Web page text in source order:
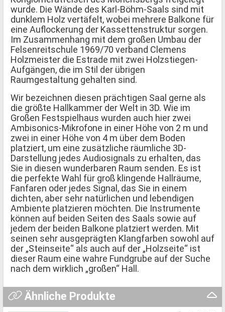
wurde. Die Wände des Karl-Böhm-Saals sind mit
dunklem Holz vertäfelt, wobei mehrere Balkone für
eine Auflockerung der Kassettenstruktur sorgen.
Im Zusammenhang mit dem großen Umbau der
Felsenreitschule 1969/70 verband Clemens
Holzmeister die Estrade mit zwei Holzstiegen-
Aufgängen, die im Stil der übrigen
Raumgestaltung gehalten sind.
Wir bezeichnen diesen prächtigen Saal gerne als
die größte Hallkammer der Welt in 3D. Wie im
Großen Festspielhaus wurden auch hier zwei
Ambisonics-Mikrofone in einer Höhe von 2 m und
zwei in einer Höhe von 4 m über dem Boden
platziert, um eine zusätzliche räumliche 3D-
Darstellung jedes Audiosignals zu erhalten, das
Sie in diesen wunderbaren Raum senden. Es ist
die perfekte Wahl für groß klingende Hallräume,
Fanfaren oder jedes Signal, das Sie in einem
dichten, aber sehr natürlichen und lebendigen
Ambiente platzieren möchten. Die Instrumente
können auf beiden Seiten des Saals sowie auf
jedem der beiden Balkone platziert werden. Mit
seinen sehr ausgeprägten Klangfarben sowohl auf
der „Steinseite“ als auch auf der „Holzseite“ ist
dieser Raum eine wahre Fundgrube auf der Suche
nach dem wirklich „großen“ Hall.
Ähnliche Produkte